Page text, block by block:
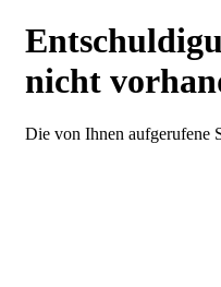
nicht
Die von Ihnen aufgerufene